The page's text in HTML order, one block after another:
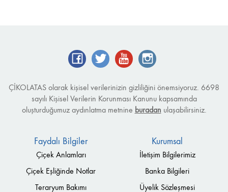
ÇİKOLATAS olarak kişisel verilerinizin gizliliğini önemsiyoruz. 6698
sayılı Kişisel Verilerin Korunması Kanunu kapsamında
oluşturduğumuz aydınlatma metnine buradan ulaşabilirsiniz.
Faydalı Bilgiler
Çiçek Anlamları
Çiçek Eşliğinde Notlar
Teraryum Bakımı
Kurumsal
İletişim Bilgilerimiz
Banka Bilgileri
Üyelik Sözleşmesi